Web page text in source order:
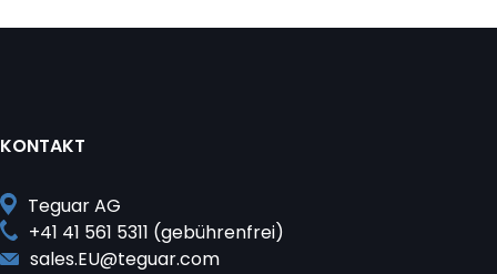
KONTAKT
Teguar AG
+41 41 561 5311 (gebührenfrei)
sales.EU@teguar.com